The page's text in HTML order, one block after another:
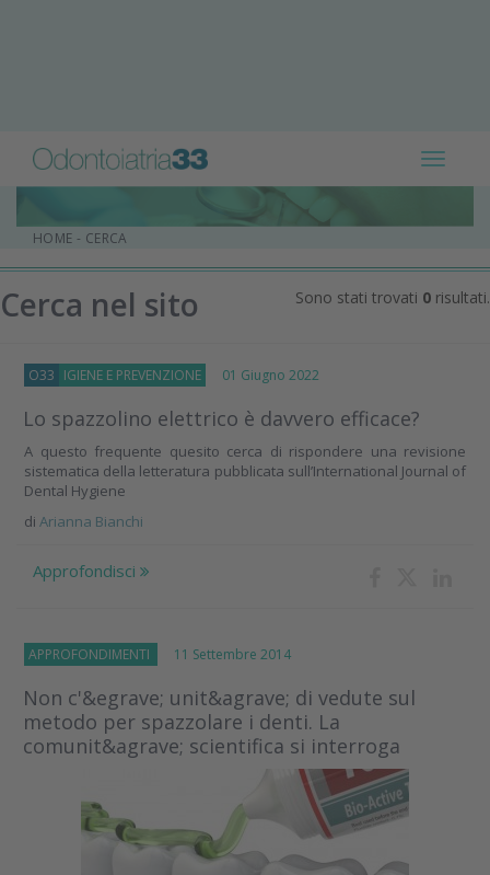
Toggle
HOME - CERCA
Cerca nel sito Sono stati trovati 0 risultati.
O33 IGIENE E PREVENZIONE 01 Giugno 2022
Lo spazzolino elettrico è davvero efficace?
A questo frequente quesito cerca di rispondere una revisione
sistematica della letteratura pubblicata sull’International Journal of
Dental Hygiene
di Arianna Bianchi
Approfondisci
APPROFONDIMENTI 11 Settembre 2014
Non c'&egrave; unit&agrave; di vedute sul
metodo per spazzolare i denti. La
comunit&agrave; scientifica si interroga